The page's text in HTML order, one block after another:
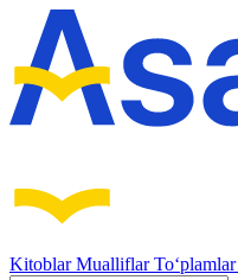
KitoblarMualliflarTo‘plamlar